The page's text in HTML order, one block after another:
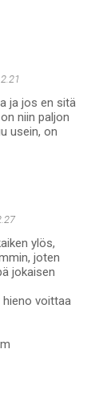
ja jos en sitä
niin paljon
usein, on
ylös,
joten
jokaisen
hieno voittaa